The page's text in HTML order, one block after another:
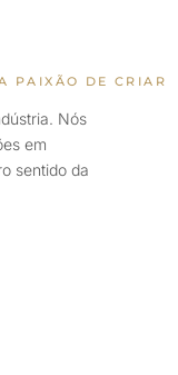
PAIXÃO DE CRIAR
Nós
em
sentido da